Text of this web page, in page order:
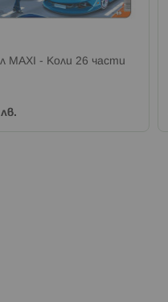
MAXI - Коли 26 части